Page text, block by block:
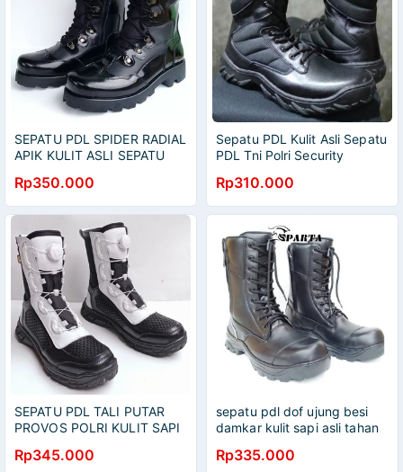
SEPATU PDL SPIDER RADIAL
APIK KULIT ASLI SEPATU
POLRI SECURITY SATPAM
Rp350.000
Sepatu PDL Kulit Asli Sepatu
PDL Tni Polri Security
Kulit Sapi Asli
Rp310.000
SEPATU PDL TALI PUTAR
PROVOS POLRI KULIT SAPI
LAPANGAN TNI POLRI
Rp345.000
sepatu pdl dof ujung besi
damkar kulit sapi asli tahan
Rp335.000